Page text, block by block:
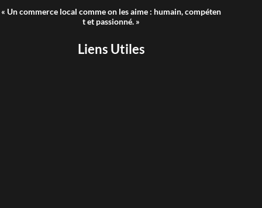
« Un commerce local comme on les aime : humain, compéten
t et passionné. »
Liens Utiles